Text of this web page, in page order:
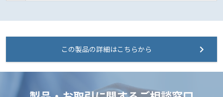
この製品の詳細はこちらから